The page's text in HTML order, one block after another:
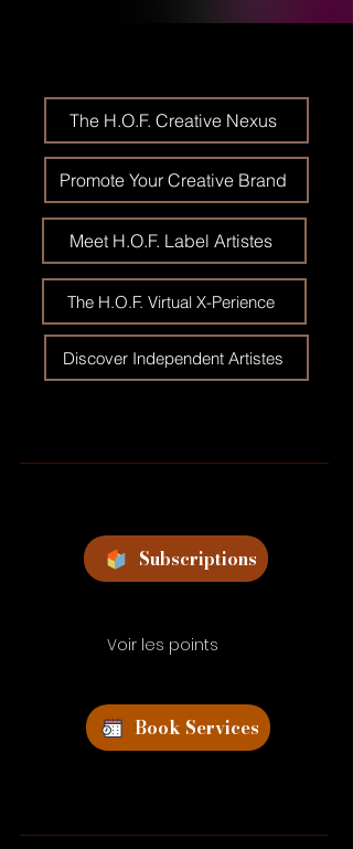
The H.O.F. Creative Nexus
Promote Your Creative Brand
Meet H.O.F. Label Artistes
The H.O.F. Virtual X-Perience
Discover Independent Artistes
Subscriptions
Voir les points
Book Services